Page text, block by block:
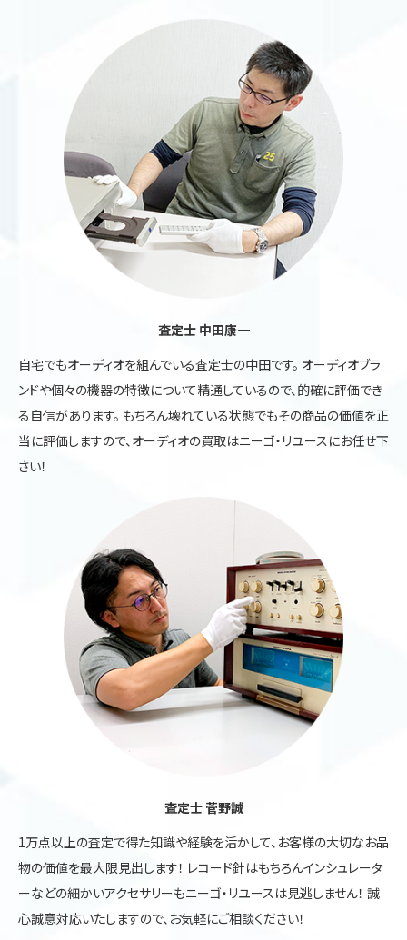
査定士 中田康一
自宅でもオーディオを組んでいる査定士の中田です。 オーディオブラ
ンドや個々の機器の特徴について精通しているので、的確に評価でき
る自信があります。 もちろん壊れている状態でもその商品の価値を正
当に評価しますので、オーディオの買取はニーゴ・リユースにお任せ下
さい！
査定士 菅野誠
1万点以上の査定で得た知識や経験を活かして、お客様の大切なお品
物の価値を最大限見出します！ レコード針はもちろんインシュレータ
ーなどの細かいアクセサリーもニーゴ・リユースは見逃しません！ 誠
心誠意対応いたしますので、お気軽にご相談ください！